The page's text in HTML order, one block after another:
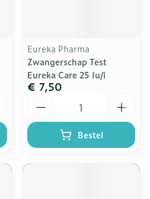
Eureka Pharma
Zwangerschap Test
Eureka Care 25 Iu/i
€ 7,50
Bestel